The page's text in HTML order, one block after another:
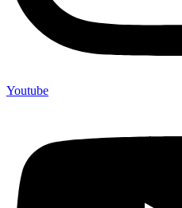
Youtube